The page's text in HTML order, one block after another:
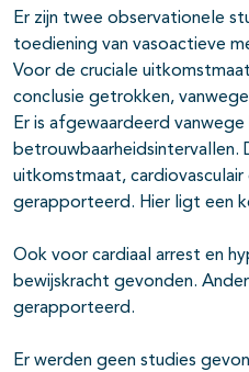
Er zijn twee observationele
toediening van vasoactieve
Voor de cruciale
conclusie getrokken,
Er is afgewaardeerd
betrouwbaarheidsintervallen.
uitkomstmaat,
gerapporteerd. Hier ligt een
Ook voor cardiaal arrest en
bewijskracht gevonden.
gerapporteerd.
Er werden geen studies